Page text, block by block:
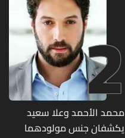
2
محمد الأحمد وعلا سعيد
يكشفان جنس مولودهما